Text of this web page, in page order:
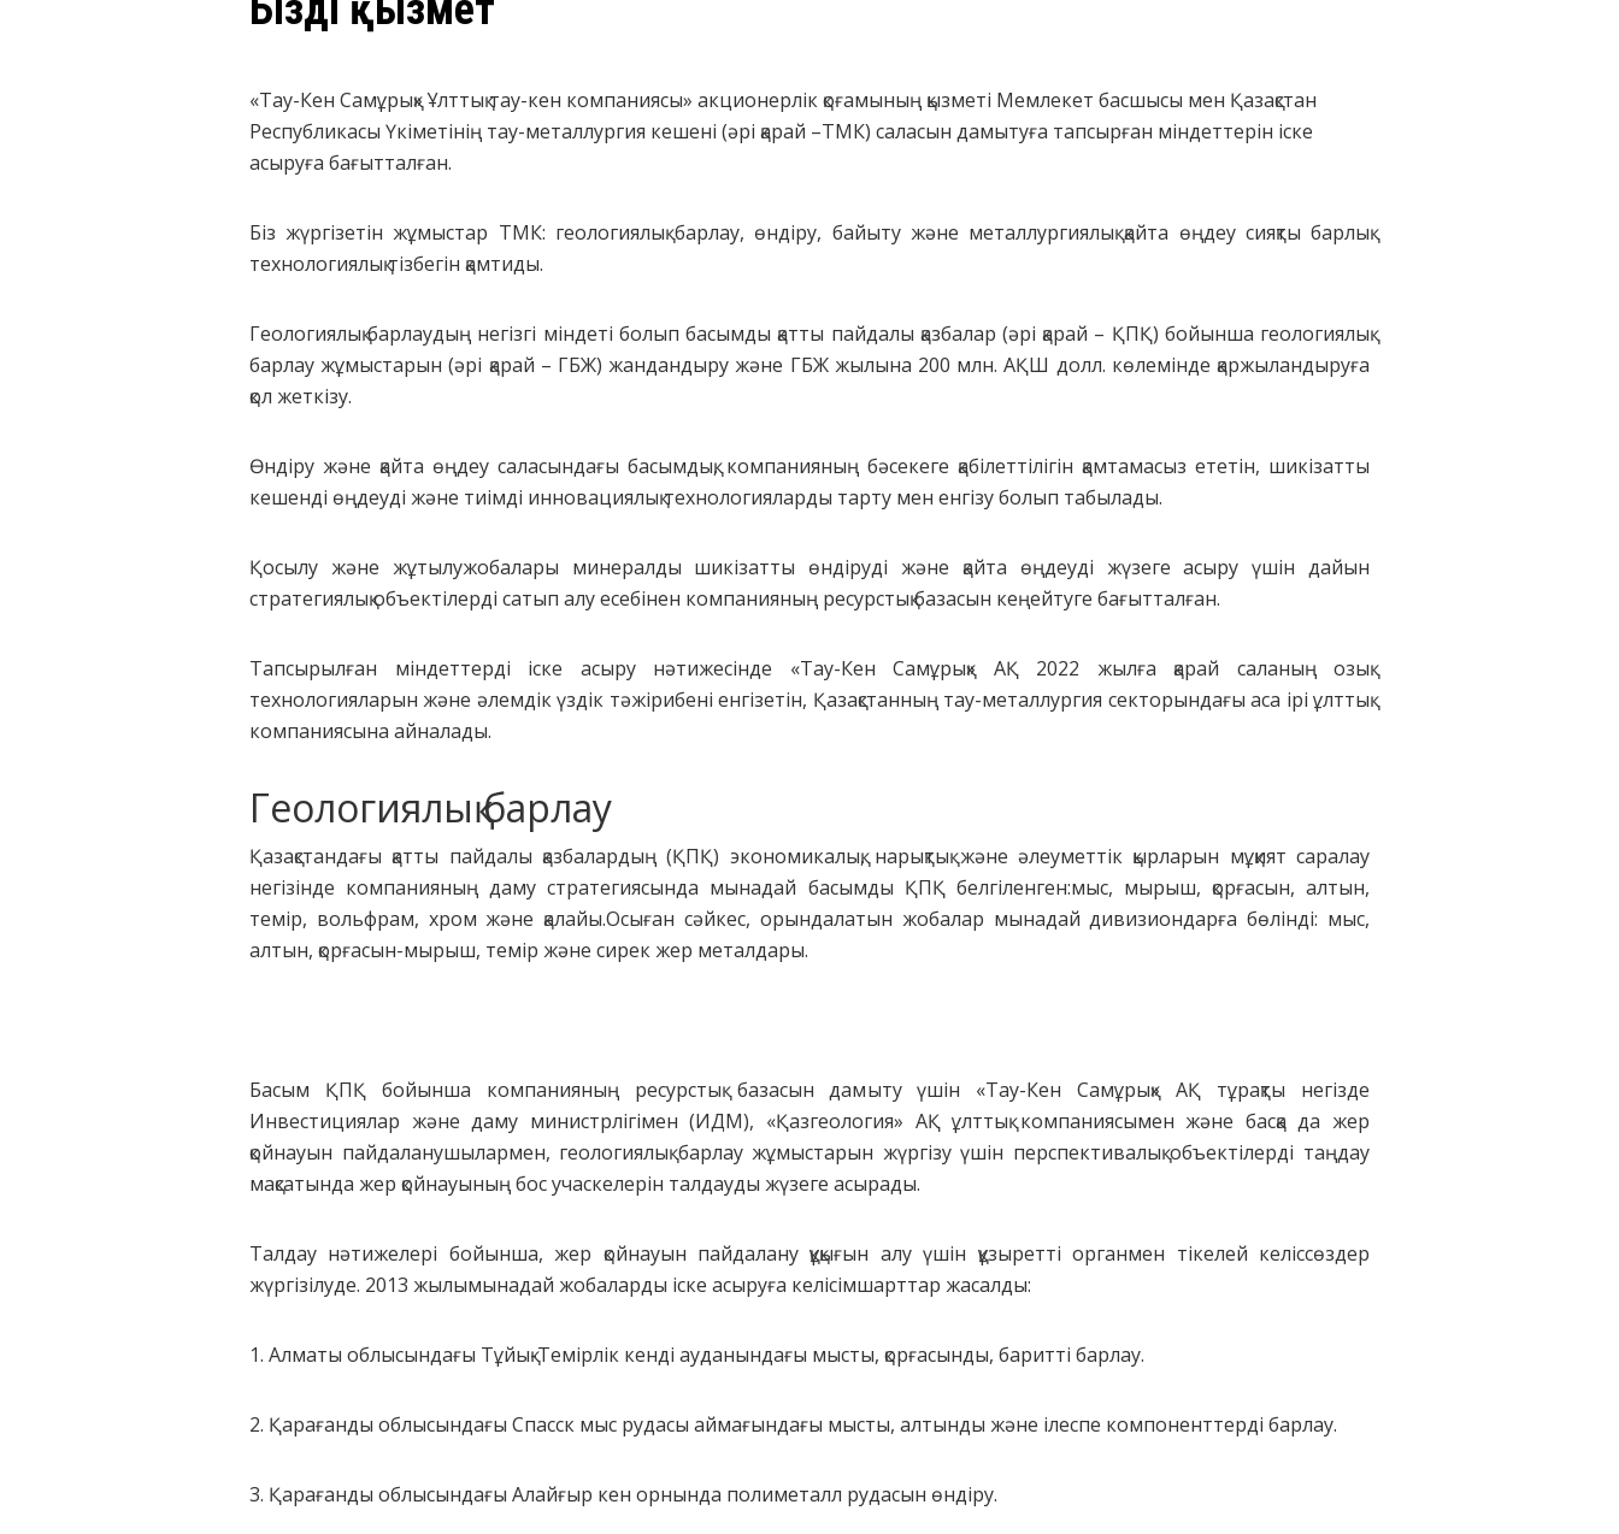
«Тау-Кен Самұрық» Ұлттық тау-кен компаниясы» акционерлік қоғамының қызметі Мемлекет басшысы мен Қазақстан
Республикасы Үкіметінің тау-металлургия кешені (әрі қарай –ТМК) саласын дамытуға тапсырған міндеттерін іске
асыруға бағытталған.
Біз жүргізетін жұмыстар ТМК: геологиялық барлау, өндіру, байыту және металлургиялық қайта өңдеу сияқты барлық
технологиялық тізбегін қамтиды.
Геологиялық барлаудың негізгі міндеті болып басымды қатты пайдалы қазбалар (әрі қарай – ҚПҚ) бойынша геологиялық
барлау жұмыстарын (әрі қарай – ГБЖ) жандандыру және ГБЖ жылына 200 млн. АҚШ долл. көлемінде қаржыландыруға
қол жеткізу.
Өндіру және қайта өңдеу саласындағы басымдық, компанияның бәсекеге қабілеттілігін қамтамасыз ететін, шикізатты
кешенді өңдеуді және тиімді инновациялық технологияларды тарту мен енгізу болып табылады.
Қосылу және жұтылужобалары минералды шикізатты өндіруді және қайта өңдеуді жүзеге асыру үшін дайын
стратегиялық объектілерді сатып алу есебінен компанияның ресурстық базасын кеңейтуге бағытталған.
Тапсырылған міндеттерді іске асыру нәтижесінде «Тау-Кен Самұрық» АҚ 2022 жылға қарай саланың озық
технологияларын және әлемдік үздік тәжірибені енгізетін, Қазақстанның тау-металлургия секторындағы аса ірі ұлттық
компаниясына айналады.
Геологиялық барлау
Қазақстандағы қатты пайдалы қазбалардың (ҚПҚ) экономикалық, нарықтық және әлеуметтік қырларын мұқият саралау
негізінде компанияның даму стратегиясында мынадай басымды ҚПҚ белгіленген:мыс, мырыш, қорғасын, алтын,
темір, вольфрам, хром және қалайы.Осыған сәйкес, орындалатын жобалар мынадай дивизиондарға бөлінді: мыс,
алтын, қорғасын-мырыш, темір және сирек жер металдары.
Басым ҚПҚ бойынша компанияның ресурстық базасын дамыту үшін «Тау-Кен Самұрық» АҚ тұрақты негізде
Инвестициялар және даму министрлігімен (ИДМ), «Қазгеология» АҚ ұлттық компаниясымен және басқа да жер
қойнауын пайдаланушылармен, геологиялық барлау жұмыстарын жүргізу үшін перспективалық объектілерді таңдау
мақсатында жер қойнауының бос учаскелерін талдауды жүзеге асырады.
Талдау нәтижелері бойынша, жер қойнауын пайдалану құқығын алу үшін құзыретті органмен тікелей келіссөздер
жүргізілуде. 2013 жылымынадай жобаларды іске асыруға келісімшарттар жасалды:
1. Алматы облысындағы Тұйық-Темірлік кенді ауданындағы мысты, қорғасынды, баритті барлау.
2. Қарағанды облысындағы Спасск мыс рудасы аймағындағы мысты, алтынды және ілеспе компоненттерді барлау.
3. Қарағанды облысындағы Алайғыр кен орнында полиметалл рудасын өндіру.